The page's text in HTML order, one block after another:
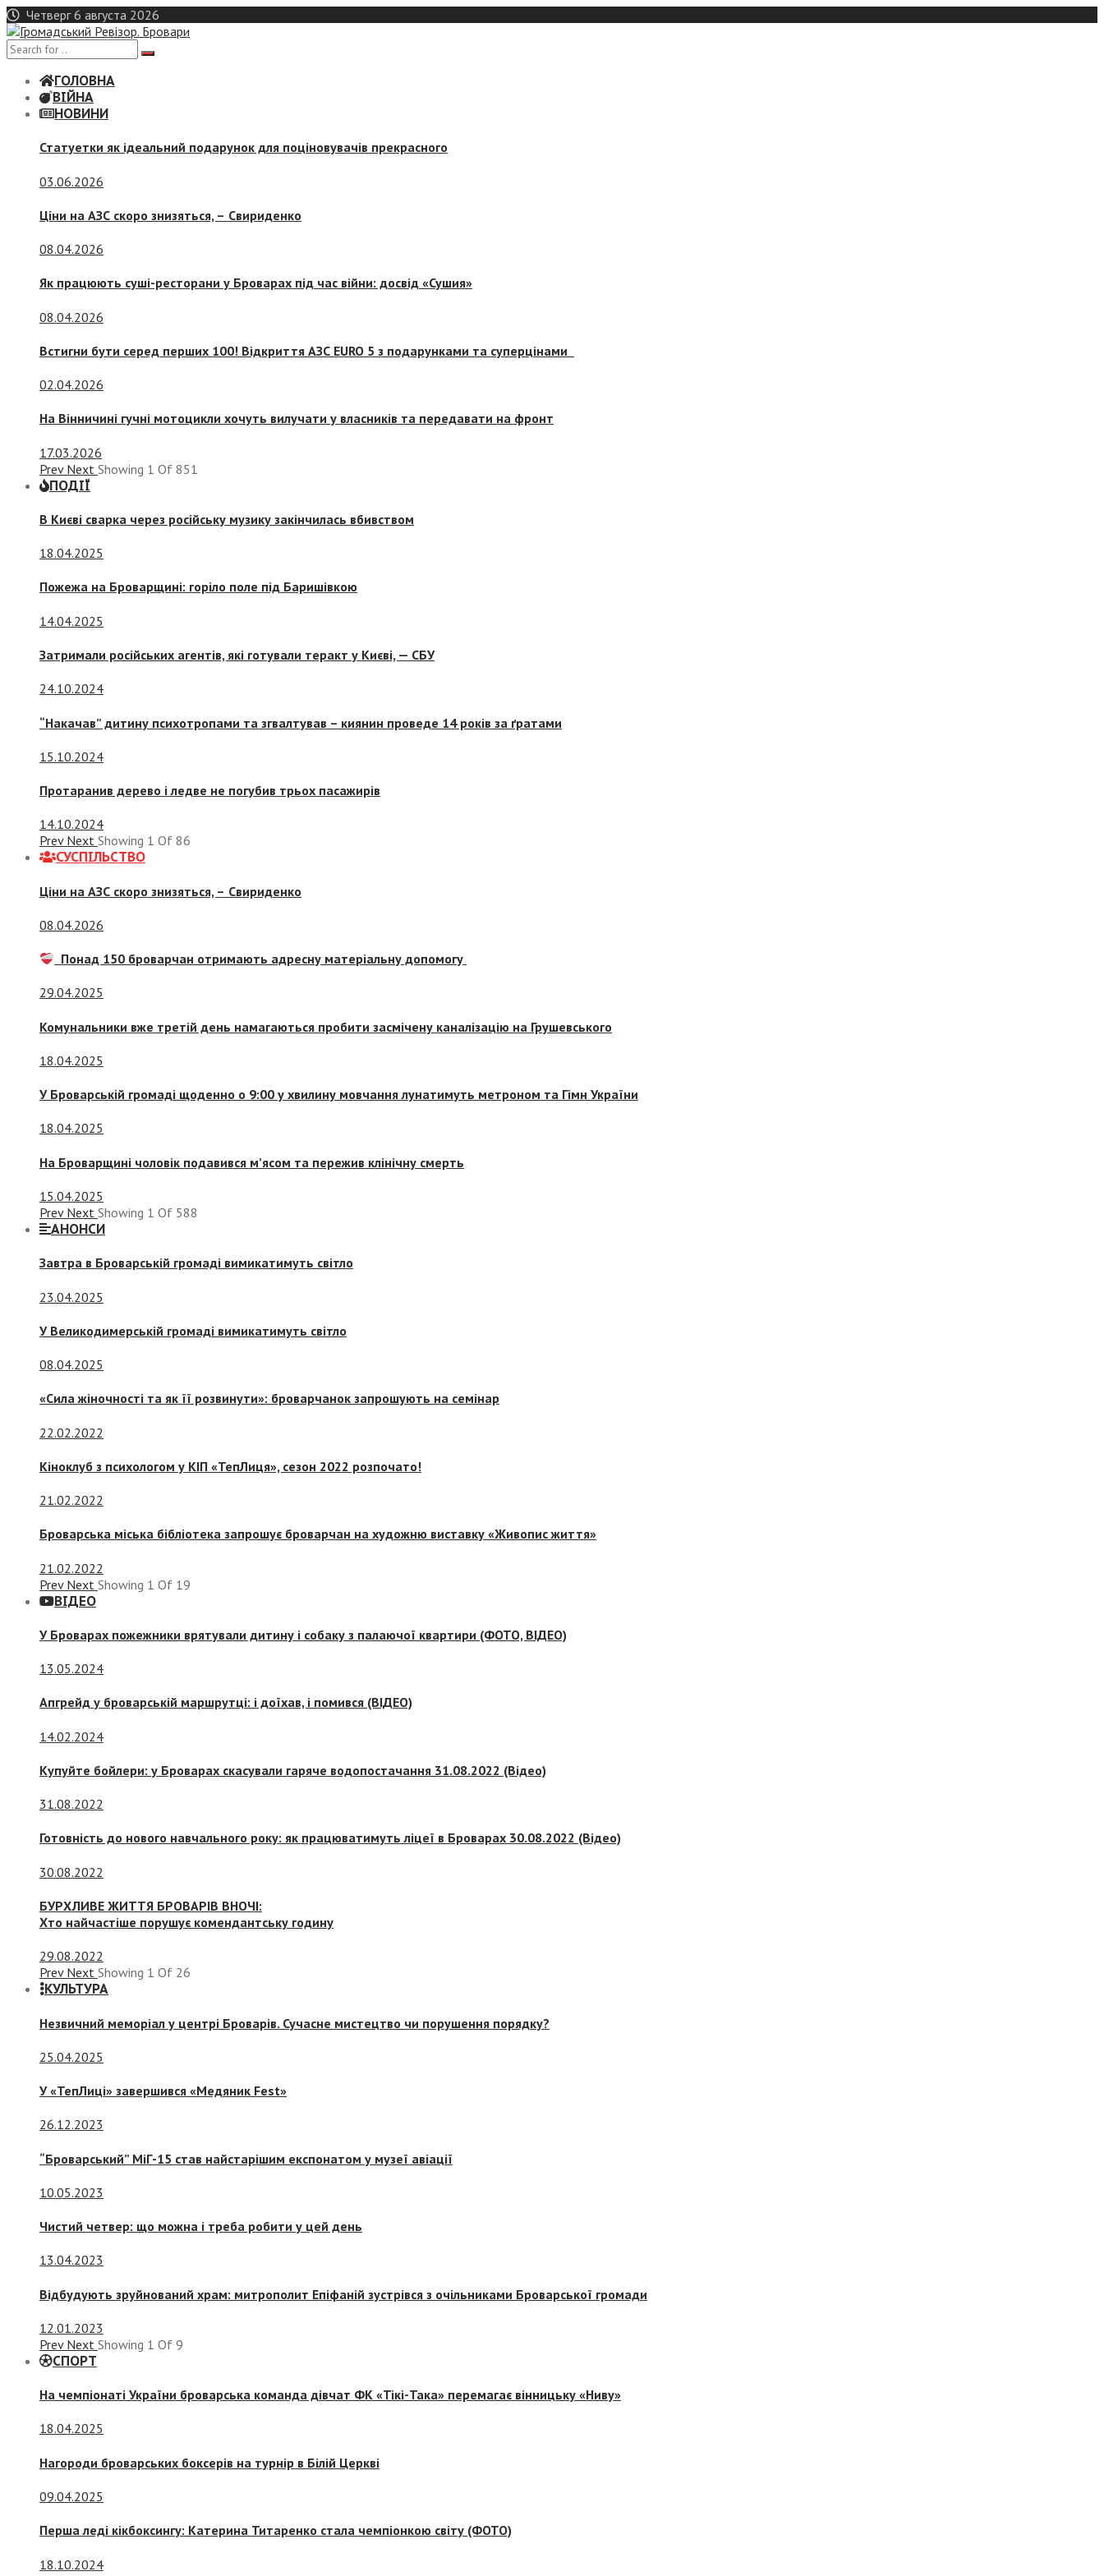
Skip
to
content
Четверг 6 августа 2026
ГОЛОВНА
ВІЙНА
НОВИНИ
Статуетки як ідеальний подарунок для поціновувачів прекрасного
03.06.2026
Ціни на АЗС скоро знизяться, – Свириденко
08.04.2026
Як працюють суші-ресторани у Броварах під час війни: досвід «Сушия»
08.04.2026
Встигни бути серед перших 100! Відкриття АЗС EURO 5 з подарунками та суперцінами
02.04.2026
На Вінничині гучні мотоцикли хочуть вилучати у власників та передавати на фронт
17.03.2026
Prev Next Showing 1 Of 851
ПОДІЇ
В Києві сварка через російську музику закінчилась вбивством
18.04.2025
Пожежа на Броварщині: горіло поле під Баришівкою
14.04.2025
Затримали російських агентів, які готували теракт у Києві, — СБУ
24.10.2024
“Накачав” дитину психотропами та згвалтував – киянин проведе 14 років за ґратами
15.10.2024
Протаранив дерево і ледве не погубив трьох пасажирів
14.10.2024
Prev Next Showing 1 Of 86
СУСПIЛЬСТВО
Ціни на АЗС скоро знизяться, – Свириденко
08.04.2026
Понад 150 броварчан отримають адресну матеріальну допомогу
29.04.2025
Комунальники вже третій день намагаються пробити засмічену каналізацію на Грушевського
18.04.2025
У Броварській громаді щоденно о 9:00 у хвилину мовчання лунатимуть метроном та Гімн України
18.04.2025
На Броварщині чоловік подавився м’ясом та пережив клінічну смерть
15.04.2025
Prev Next Showing 1 Of 588
АНОНСИ
Завтра в Броварській громаді вимикатимуть світло
23.04.2025
У Великодимерській громаді вимикатимуть світло
08.04.2025
«Сила жіночності та як її розвинути»: броварчанок запрошують на семінар
22.02.2022
Кіноклуб з психологом у КІП «ТепЛиця», сезон 2022 розпочато!
21.02.2022
Броварська міська бібліотека запрошує броварчан на художню виставку «Живопис життя»
21.02.2022
Prev Next Showing 1 Of 19
ВІДЕО
У Броварах пожежники врятували дитину і собаку з палаючої квартири (ФОТО, ВІДЕО)
13.05.2024
Апгрейд у броварській маршрутці: і доїхав, і помився (ВІДЕО)
14.02.2024
Купуйте бойлери: у Броварах скасували гаряче водопостачання 31.08.2022 (Відео)
31.08.2022
Готовність до нового навчального року: як працюватимуть ліцеї в Броварах 30.08.2022 (Відео)
30.08.2022
БУРХЛИВЕ ЖИТТЯ БРОВАРІВ ВНОЧІ:
Хто найчастіше порушує комендантську годину
29.08.2022
Prev Next Showing 1 Of 26
КУЛЬТУРА
Незвичний меморіал у центрі Броварів. Сучасне мистецтво чи порушення порядку?
25.04.2025
У «ТепЛиці» завершився «Медяник Fest»
26.12.2023
“Броварський” МіГ-15 став найстарішим експонатом у музеї авіації
10.05.2023
Чистий четвер: що можна і треба робити у цей день
13.04.2023
Відбудують зруйнований храм: митрополит Епіфаній зустрівся з очільниками Броварської громади
12.01.2023
Prev Next Showing 1 Of 9
СПОРТ
На чемпіонаті України броварська команда дівчат ФК «Тікі-Така» перемагає вінницьку «Ниву»
18.04.2025
Нагороди броварських боксерів на турнір в Білій Церкві
09.04.2025
Перша леді кікбоксингу: Катерина Титаренко стала чемпіонкою світу (ФОТО)
18.10.2024